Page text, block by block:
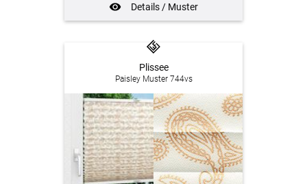
Details / Muster
Plissee
Paisley Muster 744vs